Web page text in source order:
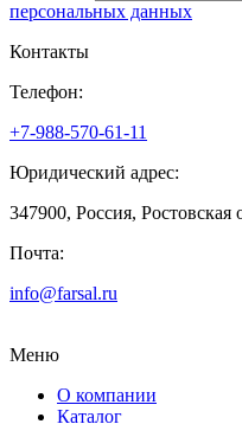
персональных данных
Контакты
Телефон:
+7-988-570-61-11
Юридический адрес:
347900, Россия, Ростовская
Почта:
info@farsal.ru
Меню
О компании
Каталог